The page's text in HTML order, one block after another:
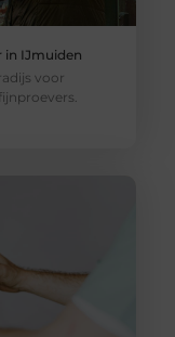
in IJmuiden
voor